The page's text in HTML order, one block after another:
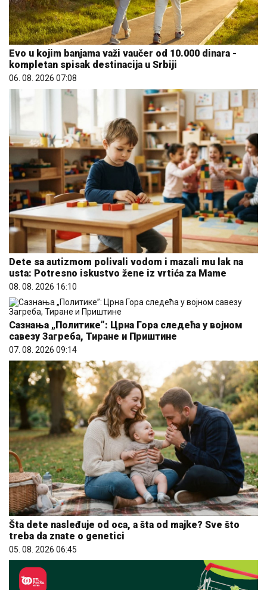
Evo u kojim banjama važi vaučer od 10.000 dinara -
kompletan spisak destinacija u Srbiji
06. 08. 2026 07:08
Dete sa autizmom polivali vodom i mazali mu lak na
usta: Potresno iskustvo žene iz vrtića za Mame
08. 08. 2026 16:10
Сазнања „Политике”: Црна Гора следећа у војном
савезу Загреба, Тиране и Приштине
07. 08. 2026 09:14
Šta dete nasleđuje od oca, a šta od majke? Sve što
treba da znate o genetici
05. 08. 2026 06:45